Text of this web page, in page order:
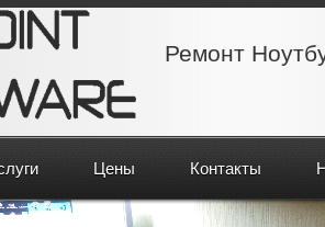
Ремонт
Цены Контакты